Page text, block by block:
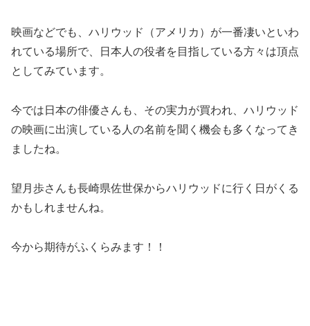
映画などでも、ハリウッド（アメリカ）が一番凄いといわ
れている場所で、日本人の役者を目指している方々は頂点
としてみています。
今では日本の俳優さんも、その実力が買われ、ハリウッド
の映画に出演している人の名前を聞く機会も多くなってき
ましたね。
望月歩さんも長崎県佐世保からハリウッドに行く日がくる
かもしれませんね。
今から期待がふくらみます！！